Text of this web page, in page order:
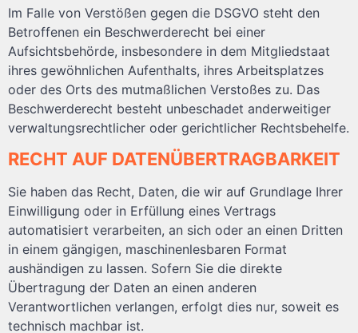
Im Falle von Verstößen gegen die DSGVO steht den
Betroffenen ein Beschwerderecht bei einer
Aufsichtsbehörde, insbesondere in dem Mitgliedstaat
ihres gewöhnlichen Aufenthalts, ihres Arbeitsplatzes
oder des Orts des mutmaßlichen Verstoßes zu. Das
Beschwerderecht besteht unbeschadet anderweitiger
verwaltungsrechtlicher oder gerichtlicher Rechtsbehelfe.
RECHT AUF DATEN­ÜBERTRAG­BARKEIT
Sie haben das Recht, Daten, die wir auf Grundlage Ihrer
Einwilligung oder in Erfüllung eines Vertrags
automatisiert verarbeiten, an sich oder an einen Dritten
in einem gängigen, maschinenlesbaren Format
aushändigen zu lassen. Sofern Sie die direkte
Übertragung der Daten an einen anderen
Verantwortlichen verlangen, erfolgt dies nur, soweit es
technisch machbar ist.